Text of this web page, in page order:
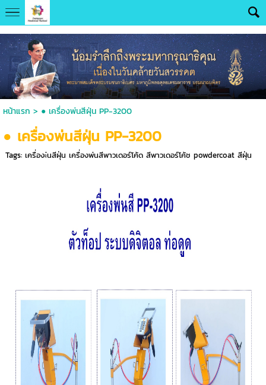
UA-131286644-1
หน้าแรก > ● เครื่องพ่นสีฝุ่น PP-3200
● เครื่องพ่นสีฝุ่น PP-3200
Tags: เครื่องะ่นสีฝุ่น เครื่องพ่นสีพาวเดอร์โค้ด สีพาวเดอร์โค้ช powdercoat สีฝุ่น